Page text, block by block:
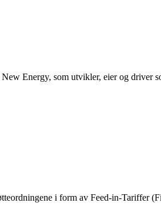
Energy, som utvikler, eier og driver
i form av Feed-in-Tariffer